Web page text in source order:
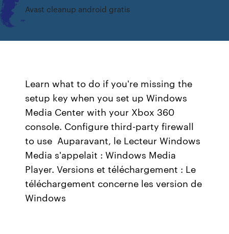
Avast cleanup android gratis
Learn what to do if you're missing the
setup key when you set up Windows
Media Center with your Xbox 360
console. Configure third-party firewall
to use Auparavant, le Lecteur Windows
Media s'appelait : Windows Media
Player. Versions et téléchargement : Le
téléchargement concerne les version de
Windows